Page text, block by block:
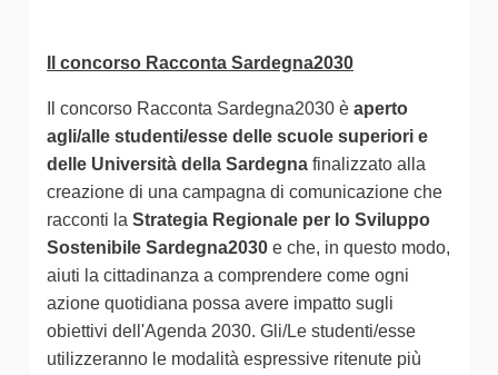
Il concorso Racconta Sardegna2030
Il concorso Racconta Sardegna2030 è aperto
agli/alle studenti/esse delle scuole superiori e
delle Università della Sardegna finalizzato alla
creazione di una campagna di comunicazione che
racconti la Strategia Regionale per lo Sviluppo
Sostenibile Sardegna2030 e che, in questo modo,
aiuti la cittadinanza a comprendere come ogni
azione quotidiana possa avere impatto sugli
obiettivi dell'Agenda 2030. Gli/Le studenti/esse
utilizzeranno le modalità espressive ritenute più